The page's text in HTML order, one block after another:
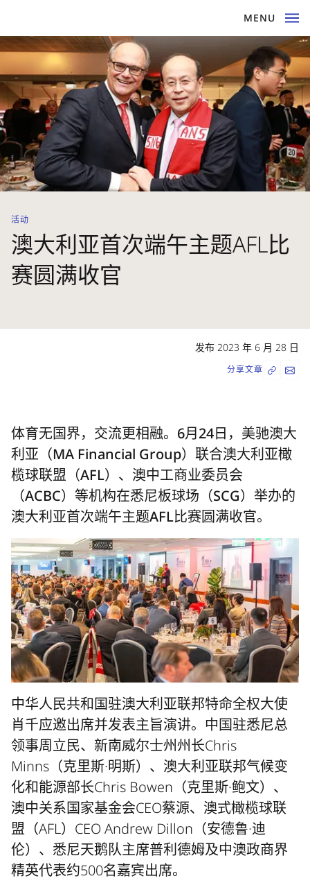
MENU
活动
澳大利亚首次端午主题AFL比
赛圆满收官
发布 2023 年 6 月 28 日
分享文章
体育无国界，交流更相融。6月24日，美驰澳大
利亚（MA Financial Group）联合澳大利亚橄
榄球联盟（AFL）、澳中工商业委员会
（ACBC）等机构在悉尼板球场（SCG）举办的
澳大利亚首次端午主题AFL比赛圆满收官。
中华人民共和国驻澳大利亚联邦特命全权大使
肖千应邀出席并发表主旨演讲。中国驻悉尼总
领事周立民、新南威尔士州州长Chris
Minns（克里斯·明斯）、澳大利亚联邦气候变
化和能源部长Chris Bowen（克里斯·鲍文）、
澳中关系国家基金会CEO蔡源、澳式橄榄球联
盟（AFL）CEO Andrew Dillon（安德鲁·迪
伦）、悉尼天鹅队主席普利德姆及中澳政商界
精英代表约500名嘉宾出席。